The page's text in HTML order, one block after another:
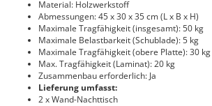
Material: Holzwerkstoff
Abmessungen: 45 x 30 x 35 cm (L x B x H)
Maximale Tragfähigkeit (insgesamt): 50 kg
Maximale Belastbarkeit (Schublade): 5 kg
Maximale Tragfähigkeit (obere Platte): 30 kg
Max. Tragfähigkeit (Laminat): 20 kg
Zusammenbau erforderlich: Ja
Lieferung umfasst:
2 x Wand-Nachttisch